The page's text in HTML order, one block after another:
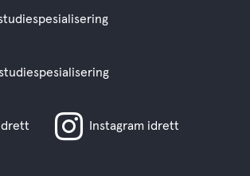
Instagram idrett